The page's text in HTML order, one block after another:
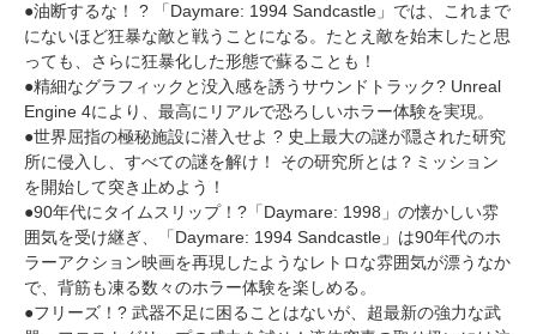
●油断するな！ ? 「Daymare: 1994 Sandcastle」では、これまで
にないほど狂暴な敵と戦うことになる。たとえ敵を始末したと思
っても、さらに狂暴化した形態で蘇ることも！
●精細なグラフィックと没入感を誘うサウンドトラック? Unreal
Engine 4により、最高にリアルで恐ろしいホラー体験を実現。
●世界屈指の極秘施設に潜入せよ ? 史上最大の謎が隠された研究
所に侵入し、すべての謎を解け！ その研究所とは？ミッション
を開始して突き止めよう！
●90年代にタイムスリップ！?「Daymare: 1998」の懐かしい雰
囲気を受け継ぎ、「Daymare: 1994 Sandcastle」は90年代のホ
ラーアクション映画を再現したようなレトロな雰囲気が漂うなか
で、背筋も凍る数々のホラー体験を楽しめる。
●フリーズ！? 武器不足に困ることはないが、超最新の強力な武